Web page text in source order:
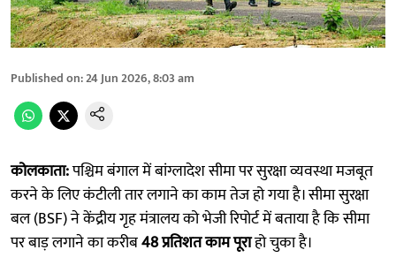
Published on:24 Jun 2026, 8:03 am
कोलकाता:पश्चिम बंगाल में बांग्लादेश सीमा पर सुरक्षा व्यवस्था मजबूत
करने के लिए कंटीली तार लगाने का काम तेज हो गया है। सीमा सुरक्षा
बल (BSF) ने केंद्रीय गृह मंत्रालय को भेजी रिपोर्ट में बताया है कि सीमा
पर बाड़ लगाने का करीब48 प्रतिशत काम पूराहो चुका है।